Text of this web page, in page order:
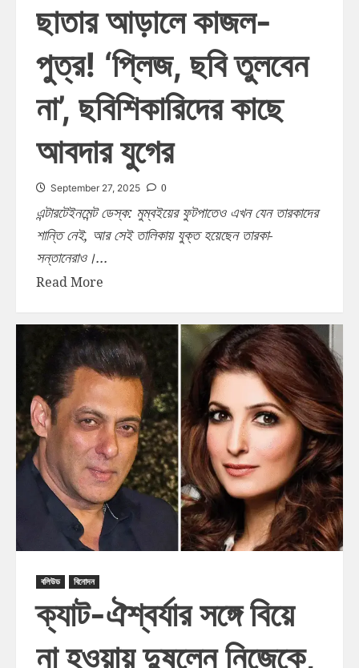
ছাতার আড়ালে কাজল-
পুত্র! ‘প্লিজ, ছবি তুলবেন
না’, ছবিশিকারিদের কাছে
আবদার যুগের
September 27, 2025 0
এন্টারটেইনমেন্ট ডেস্ক: মুম্বইয়ের ফুটপাতেও এখন যেন তারকাদের
শান্তি নেই, আর সেই তালিকায় যুক্ত হয়েছেন তারকা-
সন্তানেরাও।...
Read More
বলিউড বিনোদন
ক্যাট-ঐশ্বর্যার সঙ্গে বিয়ে
না হওয়ায় দুষলেন নিজেকে,